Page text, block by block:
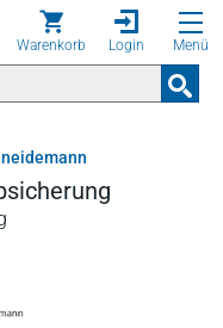
Warenkorb Login Menü